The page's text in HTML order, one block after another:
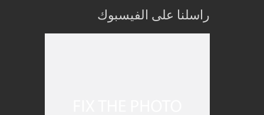
راسلنا على الفيسبوك